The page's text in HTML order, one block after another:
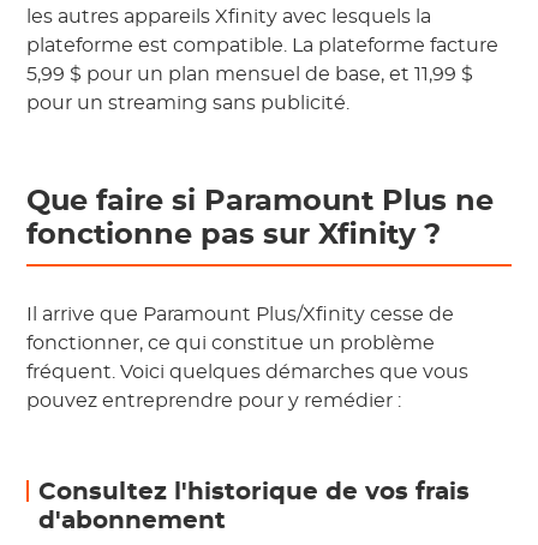
les autres appareils Xfinity avec lesquels la
plateforme est compatible. La plateforme facture
5,99 $ pour un plan mensuel de base, et 11,99 $
pour un streaming sans publicité.
Que faire si Paramount Plus ne
fonctionne pas sur Xfinity ?
Il arrive que Paramount Plus/Xfinity cesse de
fonctionner, ce qui constitue un problème
fréquent. Voici quelques démarches que vous
pouvez entreprendre pour y remédier :
Consultez l'historique de vos frais
d'abonnement